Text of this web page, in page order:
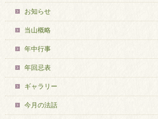
お知らせ
当山概略
年中行事
年回忌表
ギャラリー
今月の法話